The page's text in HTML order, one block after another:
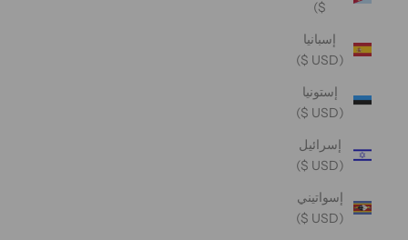
$)
إسبانيا
(USD $)
إستونيا
(USD $)
إسرائيل
(USD $)
إسواتيني
(USD $)